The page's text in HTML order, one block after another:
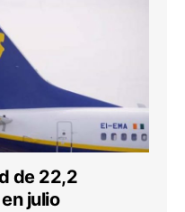
de 22,2
julio